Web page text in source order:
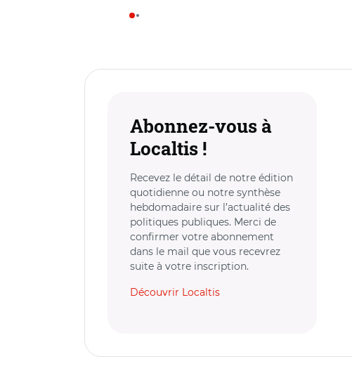
Abonnez-vous à
Localtis !
Recevez le détail de notre édition
quotidienne ou notre synthèse
hebdomadaire sur l’actualité des
politiques publiques. Merci de
confirmer votre abonnement
dans le mail que vous recevrez
suite à votre inscription.
Découvrir Localtis